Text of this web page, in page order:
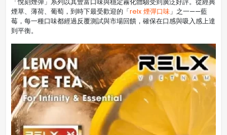
煙草、薄荷、葡萄，到時下最受歡迎的「relx 煙彈口味 」之一——藍
莓，每一種口味都經過反覆測試與市場回饋，確保在口感與吸入感上達
到平衡。